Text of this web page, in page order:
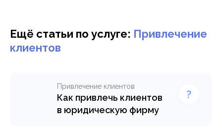
Ещё статьи по услуге: Привлечение
клиентов
Привлечение клиентов
Как привлечь клиентов
в юридическую фирму